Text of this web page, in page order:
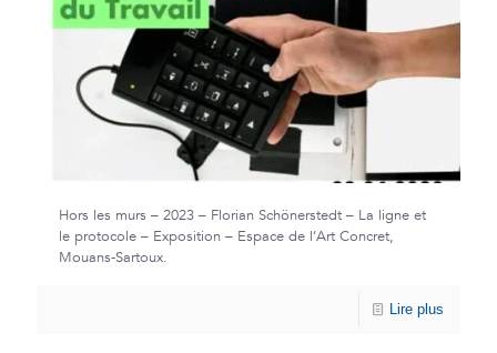
Hors les murs – 2023 – Florian Schönerstedt – La ligne et
le protocole – Exposition – Espace de l’Art Concret,
Mouans-Sartoux.
Lire plus